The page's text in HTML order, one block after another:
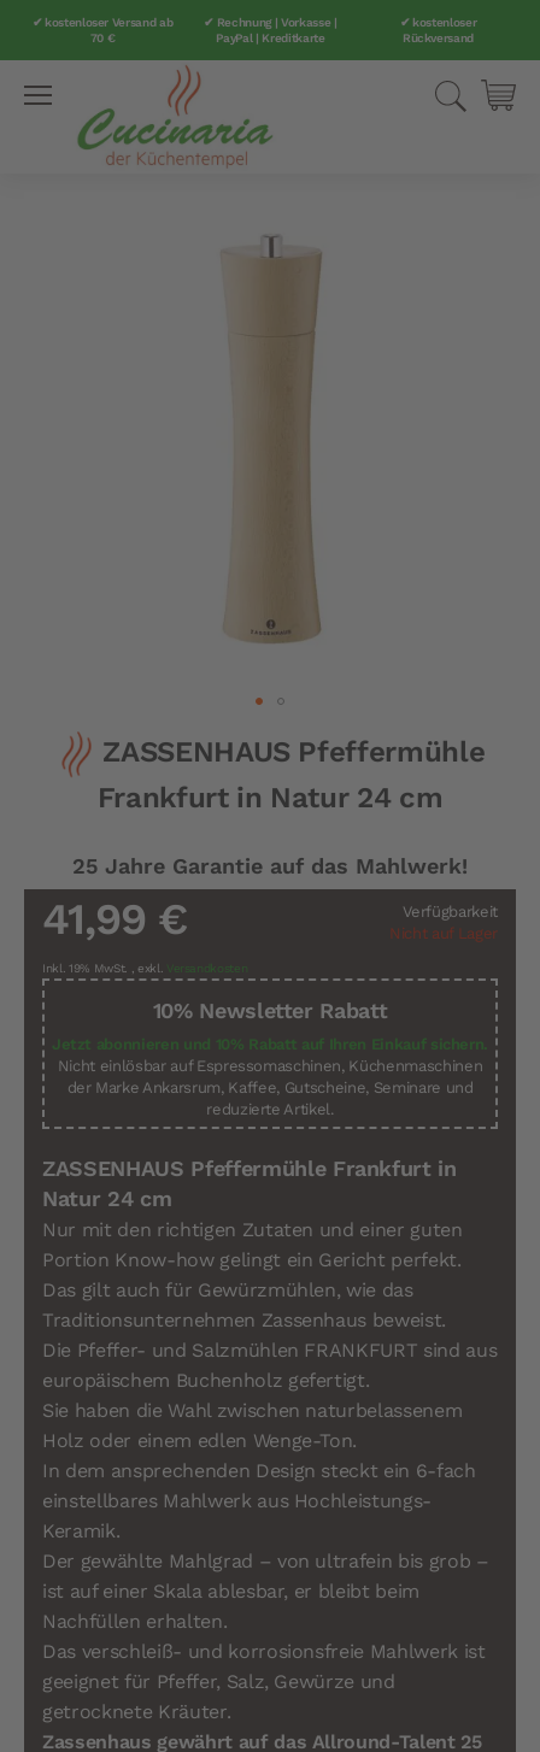
✔ kostenloser Versand ab
70 €
✔ Rechnung | Vorkasse |
PayPal | Kreditkarte
✔ kostenloser
Rückversand
Suche
Anfang
Bildergalerie
ZASSENHAUS Pfeffermühle
Frankfurt in Natur 24 cm
25 Jahre Garantie auf das Mahlwerk!
Verfügbarkeit
Nicht auf Lager
41,99 €
Inkl. 19% MwSt. , exkl. Versandkosten
10% Newsletter Rabatt
Jetzt abonnieren und 10% Rabatt auf Ihren Einkauf sichern.
Nicht einlösbar auf Espressomaschinen, Küchenmaschinen
der Marke Ankarsrum, Kaffee, Gutscheine, Seminare und
reduzierte Artikel.
ZASSENHAUS Pfeffermühle Frankfurt in
Natur 24 cm
Nur mit den richtigen Zutaten und einer guten
Portion Know-how gelingt ein Gericht perfekt.
Das gilt auch für Gewürzmühlen, wie das
Traditionsunternehmen Zassenhaus beweist.
Die Pfeffer- und Salzmühlen FRANKFURT sind aus
europäischem Buchenholz gefertigt.
Sie haben die Wahl zwischen naturbelassenem
Holz oder einem edlen Wenge-Ton.
In dem ansprechenden Design steckt ein 6-fach
einstellbares Mahlwerk aus Hochleistungs-
Keramik.
Der gewählte Mahlgrad – von ultrafein bis grob –
ist auf einer Skala ablesbar, er bleibt beim
Nachfüllen erhalten.
Das verschleiß- und korrosionsfreie Mahlwerk ist
geeignet für Pfeffer, Salz, Gewürze und
getrocknete Kräuter.
Zassenhaus gewährt auf das Allround-Talent 25